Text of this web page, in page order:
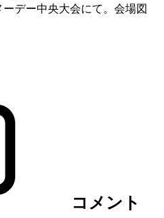
デー中央大会にて。会場図
コメント